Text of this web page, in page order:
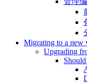
Migrating to a new
Upgrading